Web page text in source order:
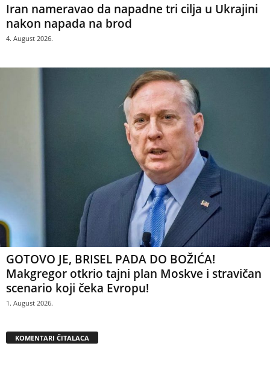
Iran nameravao da napadne tri cilja u Ukrajini
nakon napada na brod
4. August 2026.
GOTOVO JE, BRISEL PADA DO BOŽIĆA!
Makgregor otkrio tajni plan Moskve i stravičan
scenario koji čeka Evropu!
1. August 2026.
KOMENTARI ČITALACA